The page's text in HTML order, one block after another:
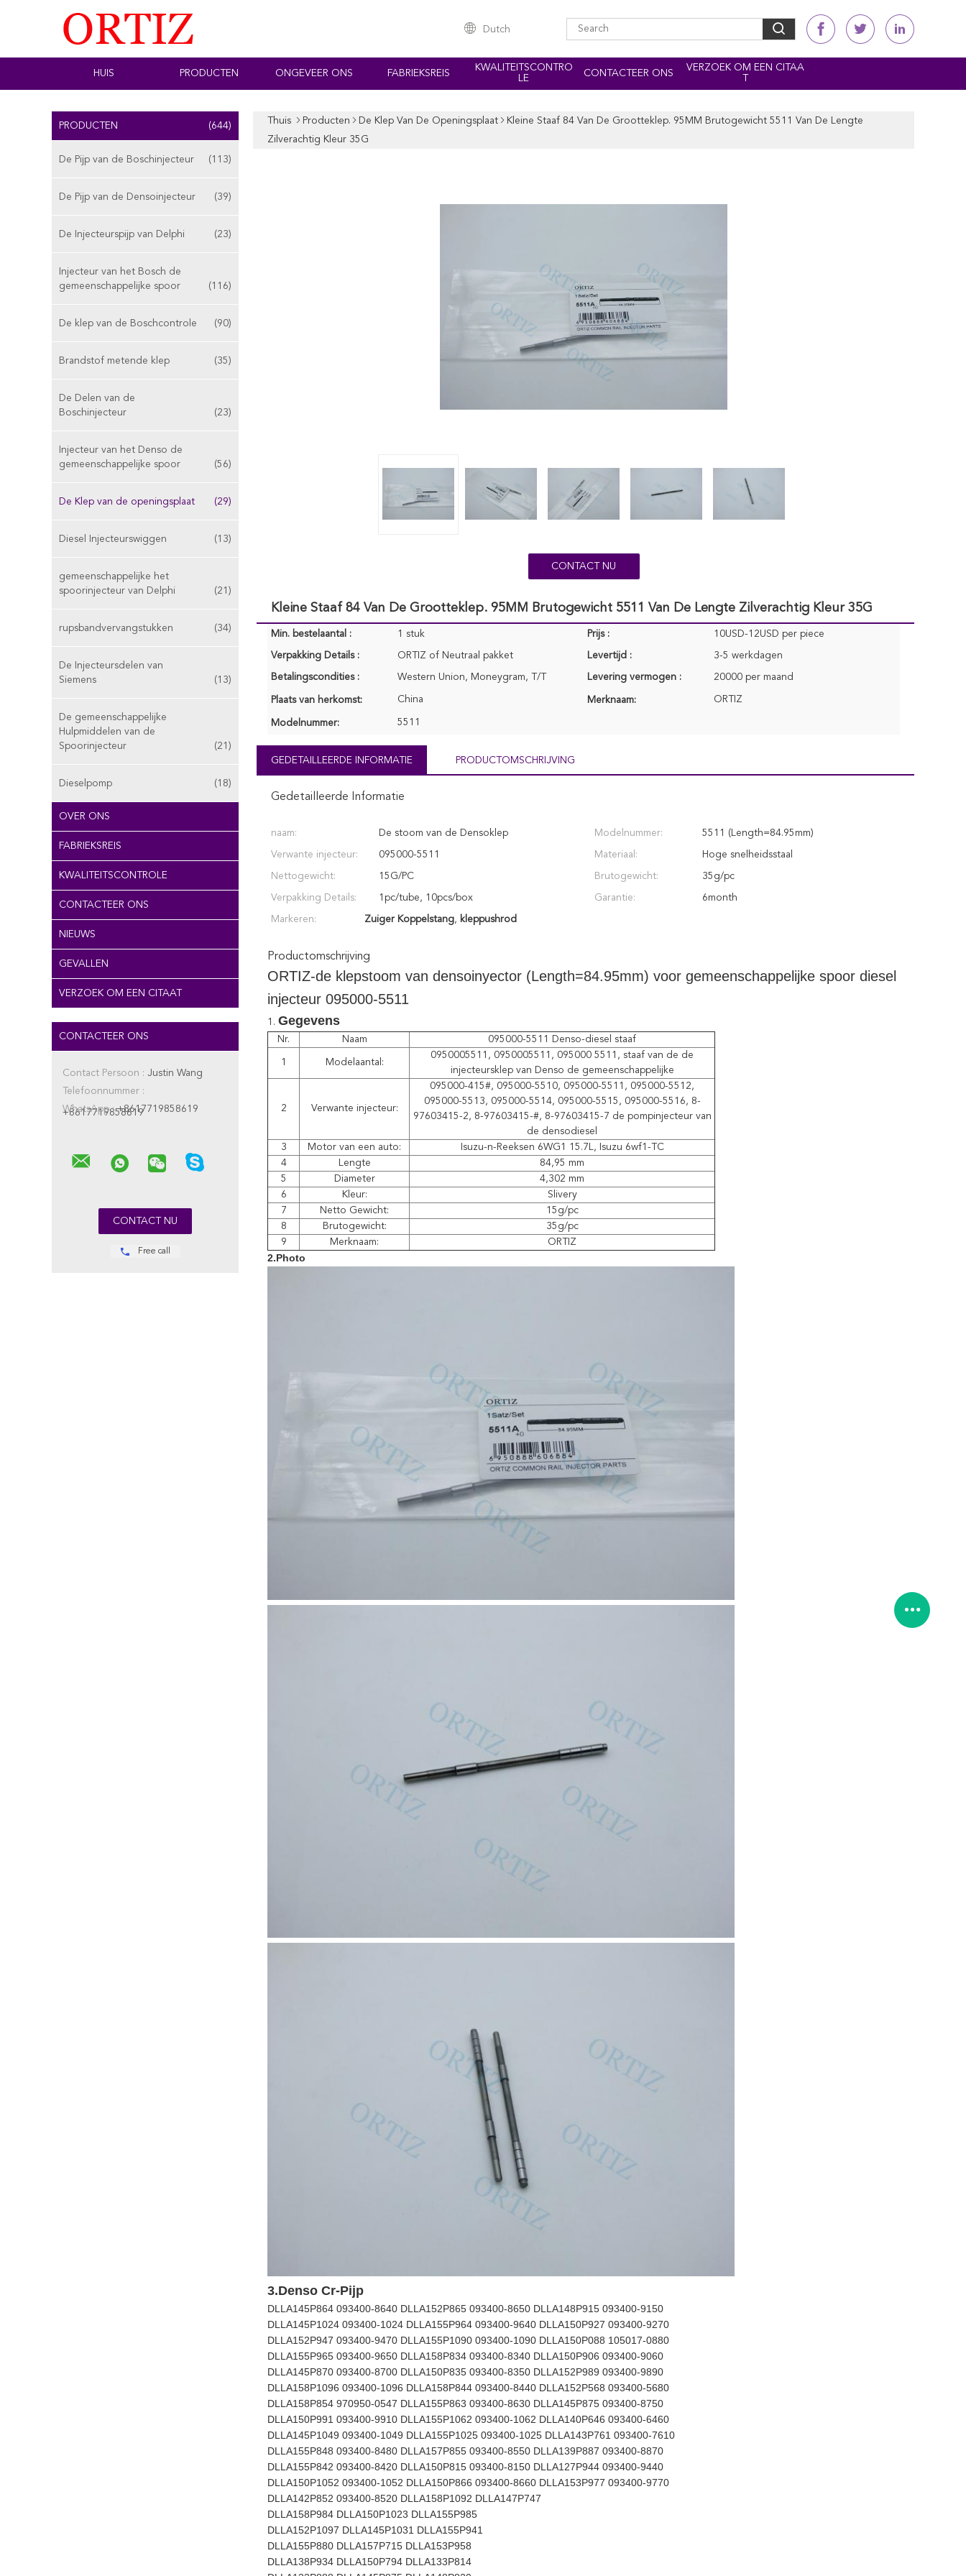
Dutch
HUIS PRODUCTEN ONGEVEER ONS FABRIEKSREIS
KWALITEITSCONTRO
LE
CONTACTEER ONS
VERZOEK OM EEN CITAA
PRODUCTEN (644)
De Pijp van de Boschinjecteur (113)
De Pijp van de Densoinjecteur (39)
De Injecteurspijp van Delphi (23)
Injecteur van het Bosch de
gemeenschappelijke spoor
(116)
De klep van de Boschcontrole (90)
Brandstof metende klep (35)
De Delen van de
Boschinjecteur
(23)
Injecteur van het Denso de
gemeenschappelijke spoor
(56)
De Klep van de openingsplaat (29)
Diesel Injecteurswiggen (13)
gemeenschappelijke het
spoorinjecteur van Delphi
(21)
rupsbandvervangstukken (34)
De Injecteursdelen van
Siemens
(13)
De gemeenschappelijke
Hulpmiddelen van de
Spoorinjecteur
(21)
Dieselpomp (18)
OVER ONS
FABRIEKSREIS
KWALITEITSCONTROLE
CONTACTEER ONS
NIEUWS
GEVALLEN
VERZOEK OM EEN CITAAT
CONTACTEER ONS
Contact Persoon : Justin Wang
Telefoonnummer :
+8617719858619
WhatsApp :+8617719858619
Free call
Thuis Producten De Klep Van De Openingsplaat
Kleine Staaf 84 Van De Grootteklep. 95MM Brutogewicht 5511 Van De Lengte
Zilverachtig Kleur 35G
CONTACT NU
Kleine Staaf 84 Van De Grootteklep. 95MM Brutogewicht 5511 Van De Lengte Zilverachtig Kleur 35G
Min. bestelaantal : 1 stuk Prijs : 10USD-12USD per piece
Verpakking Details : ORTIZ of Neutraal pakket Levertijd : 3-5 werkdagen
Betalingscondities : Western Union, Moneygram, T/T Levering vermogen : 20000 per maand
Plaats van herkomst: China Merknaam: ORTIZ
Modelnummer: 5511
GEDETAILLEERDE INFORMATIE PRODUCTOMSCHRIJVING
Gedetailleerde Informatie
naam: De stoom van de Densoklep Modelnummer: 5511 (Length=84.95mm)
Verwante injecteur: 095000-5511 Materiaal: Hoge snelheidsstaal
Nettogewicht: 15G/PC Brutogewicht: 35g/pc
Verpakking Details: 1pc/tube, 10pcs/box Garantie: 6month
Markeren: Zuiger Koppelstang, kleppushrod
Productomschrijving
ORTIZ-de klepstoom van densoinyector (Length=84.95mm) voor gemeenschappelijke spoor diesel
injecteur 095000-5511
1. Gegevens
Nr. Naam 095000-5511 Denso-diesel staaf
1 Modelaantal:
0950005511, 0950005511, 095000 5511, staaf van de de
injecteursklep van Denso de gemeenschappelijke
2 Verwante injecteur:
095000-415#, 095000-5510, 095000-5511, 095000-5512,
095000-5513, 095000-5514, 095000-5515, 095000-5516, 8-
97603415-2, 8-97603415-#, 8-97603415-7 de pompinjecteur van
de densodiesel
3
Motor van een auto:
Isuzu-n-Reeksen 6WG1 15.7L, Isuzu 6wf1-TC
4
Lengte
84,95 mm
5
Diameter
4,302 mm
6
Kleur:
Slivery
7
Netto Gewicht:
15g/pc
8
Brutogewicht:
35g/pc
9
Merknaam: ORTIZ
2.Photo
3.Denso Cr-Pijp
DLLA145P864 093400-8640 DLLA152P865 093400-8650 DLLA148P915 093400-9150
DLLA145P1024 093400-1024 DLLA155P964 093400-9640 DLLA150P927 093400-9270
DLLA152P947 093400-9470 DLLA155P1090 093400-1090 DLLA150P088 105017-0880
DLLA155P965 093400-9650 DLLA158P834 093400-8340 DLLA150P906 093400-9060
DLLA145P870 093400-8700 DLLA150P835 093400-8350 DLLA152P989 093400-9890
DLLA158P1096 093400-1096 DLLA158P844 093400-8440 DLLA152P568 093400-5680
DLLA158P854 970950-0547 DLLA155P863 093400-8630 DLLA145P875 093400-8750
DLLA150P991 093400-9910 DLLA155P1062 093400-1062 DLLA140P646 093400-6460
DLLA145P1049 093400-1049 DLLA155P1025 093400-1025 DLLA143P761 093400-7610
DLLA155P848 093400-8480 DLLA157P855 093400-8550 DLLA139P887 093400-8870
DLLA155P842 093400-8420 DLLA150P815 093400-8150 DLLA127P944 093400-9440
DLLA150P1052 093400-1052 DLLA150P866 093400-8660 DLLA153P977 093400-9770
DLLA142P852 093400-8520 DLLA158P1092 DLLA147P747
DLLA158P984 DLLA150P1023 DLLA155P985
DLLA152P1097 DLLA145P1031 DLLA155P941
DLLA155P880 DLLA157P715 DLLA153P958
DLLA138P934 DLLA150P794 DLLA133P814